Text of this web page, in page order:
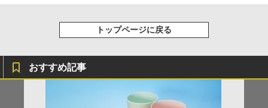
トップページに戻る
おすすめ記事